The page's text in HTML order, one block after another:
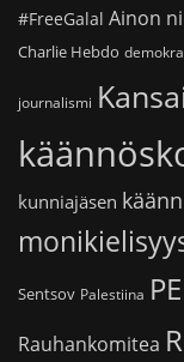
#FreeGalal Ainon
Charlie Hebdo
journalismi
kunniajäsen
Sentsov Palestiina
Rauhankomitea